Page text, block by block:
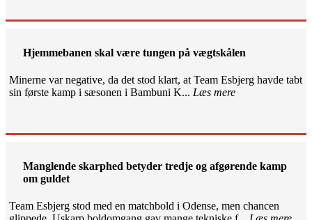
Hjemmebanen skal være tungen på vægtskålen
Minerne var negative, da det stod klart, at Team Esbjerg havde tabt
sin første kamp i sæsonen i Bambuni K... Læs mere
Manglende skarphed betyder tredje og afgørende kamp
om guldet
Team Esbjerg stod med en matchbold i Odense, men chancen